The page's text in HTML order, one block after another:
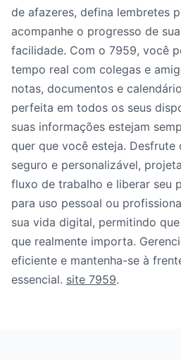
de afazeres, defina lembretes
acompanhe o progresso de
facilidade. Com o 7959, você
tempo real com colegas e
notas, documentos e
perfeita em todos os seus
suas informações estejam
quer que você esteja. Desfrute
seguro e personalizável,
fluxo de trabalho e liberar seu
para uso pessoal ou
sua vida digital, permitindo
que realmente importa.
eficiente e mantenha-se à
essencial. site 7959.